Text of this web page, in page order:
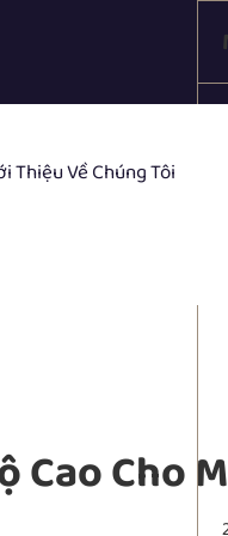
Thiệu Về Chúng Tôi
Cho